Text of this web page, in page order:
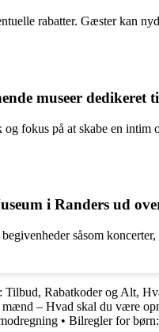
rabatter. Gæster kan
museer dedikeret
fokus på at skabe en
i Randers ud
såsom
Tilbud, Rabatkoder og Alt,
mænd – Hvad skal du være
• Bilregler for